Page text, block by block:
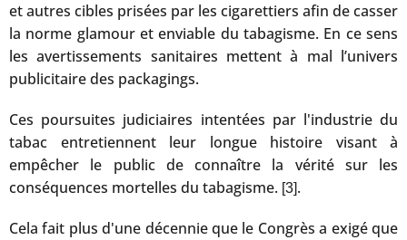
et autres cibles prisées par les cigarettiers afin de casser
la norme glamour et enviable du tabagisme. En ce sens
les avertissements sanitaires mettent à mal l’univers
publicitaire des packagings.
Ces poursuites judiciaires intentées par l'industrie du
tabac entretiennent leur longue histoire visant à
empêcher le public de connaître la vérité sur les
conséquences mortelles du tabagisme. [3].
Cela fait plus d'une décennie que le Congrès a exigé que